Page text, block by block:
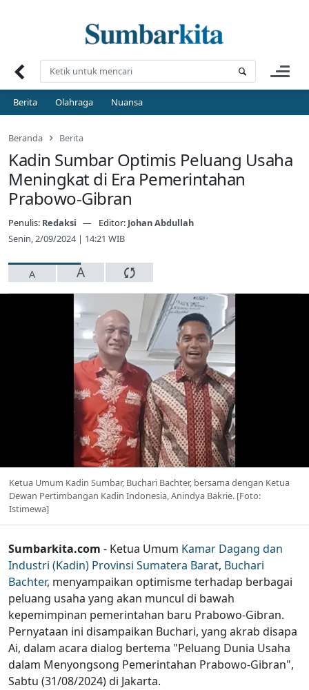
Berita Olahraga Nuansa
Beranda Berita
Kadin Sumbar Optimis Peluang Usaha
Meningkat di Era Pemerintahan
Prabowo-Gibran
Penulis: Redaksi Editor: Johan Abdullah
Senin, 2/09/2024 | 14:21 WIB
A A
Ketua Umum Kadin Sumbar, Buchari Bachter, bersama dengan Ketua
Dewan Pertimbangan Kadin Indonesia, Anindya Bakrie. [Foto:
Istimewa]
Sumbarkita.com - Ketua Umum Kamar Dagang dan
Industri (Kadin) Provinsi Sumatera Barat, Buchari
Bachter, menyampaikan optimisme terhadap berbagai
peluang usaha yang akan muncul di bawah
kepemimpinan pemerintahan baru Prabowo-Gibran.
Pernyataan ini disampaikan Buchari, yang akrab disapa
Ai, dalam acara dialog bertema "Peluang Dunia Usaha
dalam Menyongsong Pemerintahan Prabowo-Gibran",
Sabtu (31/08/2024) di Jakarta.